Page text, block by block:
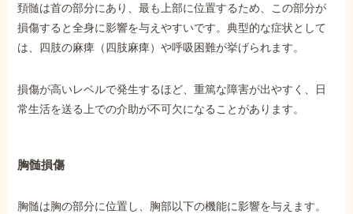
お電話でのお問い合わせ
089-907-3797
受付時間：平日9:00~18:00
頚髄は首の部分にあり、最も上部に位置するため、この部分が
損傷すると全身に影響を与えやすいです。典型的な症状として
は、四肢の麻痺（四肢麻痺）や呼吸困難が挙げられます。
損傷が高いレベルで発生するほど、重篤な障害が出やすく、日
常生活を送る上での介助が不可欠になることがあります。
胸髄損傷
胸髄は胸の部分に位置し、胸部以下の機能に影響を与えます。